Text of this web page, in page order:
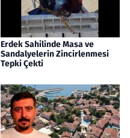
Erdek Sahilinde Masa ve
Sandalyelerin Zincirlenmesi
Tepki Çekti